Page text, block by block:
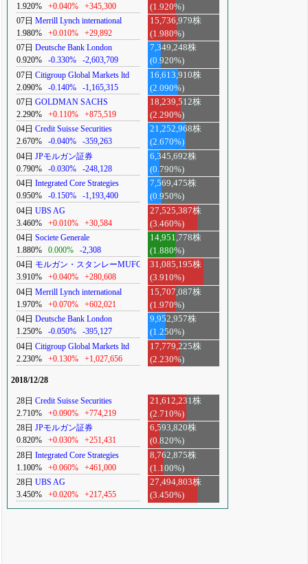
1.920%
+0.040% +345,300
(1.920%)
07日 Merrill Lynch international
1.980%
+0.010% +29,892
15,736,979株
(1.980%)
07日 Deutsche Bank London
0.920%
-0.330% -2,603,709
7,349,248株
(0.920%)
07日 Citigroup Global Markets ltd
2.090%
-0.140% -1,165,315
16,613,910株
(2.090%)
07日 GOLDMAN SACHS
2.290%
+0.110% +875,519
18,239,512株
(2.290%)
04日 Credit Suisse Securities
2.670%
-0.040% -359,263
21,252,968株
(2.670%)
04日 JPモルガン証券
0.790%
-0.030% -248,128
6,345,692株
(0.790%)
04日 Integrated Core Strategies
0.950%
-0.150% -1,193,400
7,569,475株
(0.950%)
04日 UBS AG
3.460%
+0.010% +30,584
27,525,387株
(3.460%)
04日 Societe Generale
1.880%
0.000% -2,308
14,951,778株
(1.880%)
04日 モルガン・スタンレーMUFG
3.910%
+0.040% +280,608
31,085,195株
(3.910%)
04日 Merrill Lynch international
1.970%
+0.070% +602,021
15,707,087株
(1.970%)
04日 Deutsche Bank London
1.250%
-0.050% -395,127
9,952,957株
(1.250%)
04日 Citigroup Global Markets ltd
2.230%
+0.130% +1,027,656
17,779,225株
(2.230%)
2018/12/28
28日 Credit Suisse Securities
2.710%
+0.090% +774,219
21,612,231株
(2.710%)
28日 JPモルガン証券
0.820%
+0.030% +251,431
6,593,820株
(0.820%)
28日 Integrated Core Strategies
1.100%
+0.060% +461,000
8,762,875株
(1.100%)
28日 UBS AG
3.450%
+0.020% +217,455
27,494,803株
(3.450%)